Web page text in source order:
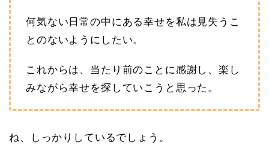
何気ない日常の中にある幸せを私は見失うこ
とのないようにしたい。
これからは、当たり前のことに感謝し、楽し
みながら幸せを探していこうと思った。
ね、しっかりしているでしょう。